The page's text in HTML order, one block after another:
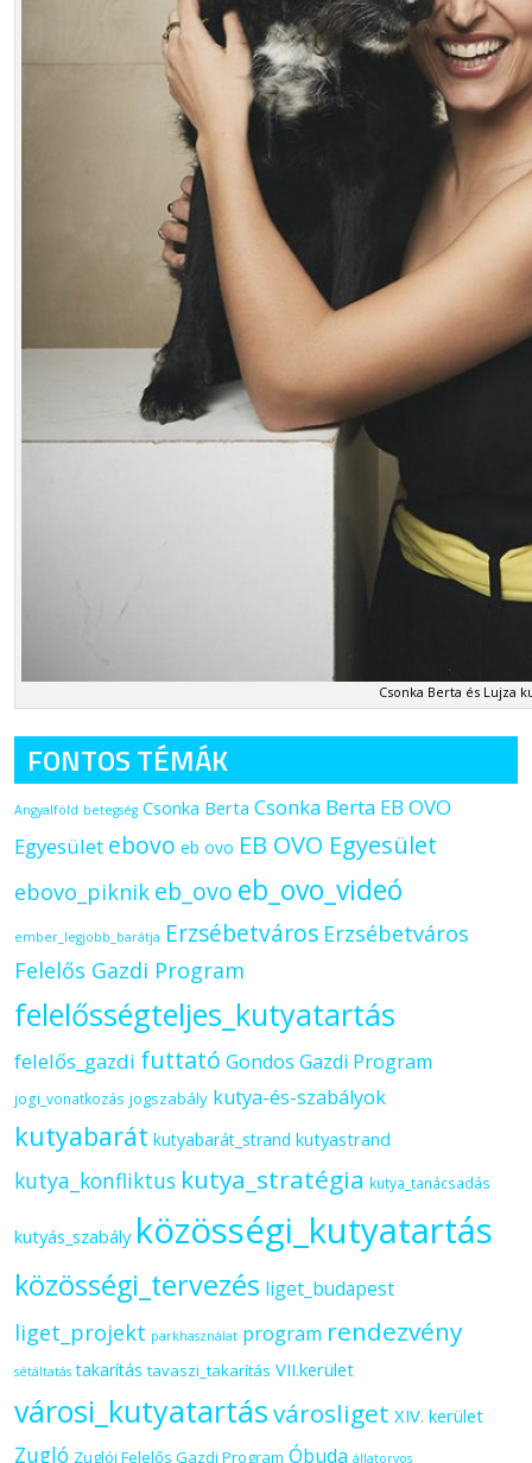
Csonka Berta és Lujza
FONTOS TÉMÁK
Angyalföld betegség Csonka Berta Csonka Berta EB OVO
Egyesület ebovo eb ovo EB OVO Egyesület
ebovo_piknik eb_ovo eb_ovo_videó
ember_legjobb_barátja Erzsébetváros Erzsébetváros
Felelős Gazdi Program
felelősségteljes_kutyatartás
felelős_gazdi futtató Gondos Gazdi Program
jogi_vonatkozás jogszabály kutya-és-szabályok
kutyabarát kutyabarát_strand kutyastrand
kutya_konfliktus kutya_stratégia kutya_tanácsadás
kutyás_szabály közösségi_kutyatartás
közösségi_tervezés liget_budapest
liget_projekt parkhasználat program rendezvény
sétáltatás takarítás tavaszi_takarítás VII.kerület
városi_kutyatartásvárosliget XIV. kerület
Zugló Zuglói Felelős Gazdi Program Óbuda állatorvos